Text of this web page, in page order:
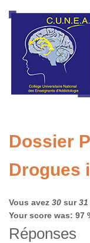
Dossier
Drogues
Vous avez 30 sur31
Your score was: 97
Réponses